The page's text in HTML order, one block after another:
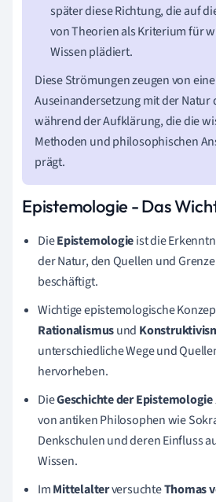
später diese Richtung, die auf
von Theorien als Kriterium für
Wissen plädiert.
Diese Strömungen zeugen von
Auseinandersetzung mit der Natur
während der Aufklärung, die die
Methoden und philosophischen
prägt.
Epistemologie - Das
DieEpistemologieist die
der Natur, den Quellen und
beschäftigt.
Wichtige epistemologische
Rationalismusund
unterschiedliche Wege und
hervorheben.
DieGeschichte der Epistemologie
von antiken Philosophen wie
Denkschulen und deren Einfluss
Wissen.
ImMittelalterversuchteThomas